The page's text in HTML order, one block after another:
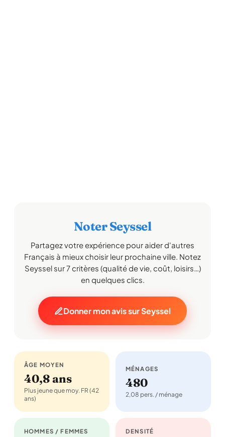
Noter Seyssel
Partagez votre expérience pour aider d'autres
Français à mieux choisir leur prochaine ville. Notez
Seyssel sur 7 critères (qualité de vie, coût, loisirs…)
en quelques clics.
Donner mon avis sur Seyssel
ÂGE MOYEN
40,8 ans
Plus jeune que moy. FR (42
ans)
MÉNAGES
480
2,08 pers. / ménage
HOMMES / FEMMES DENSITÉ